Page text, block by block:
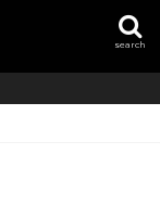
search